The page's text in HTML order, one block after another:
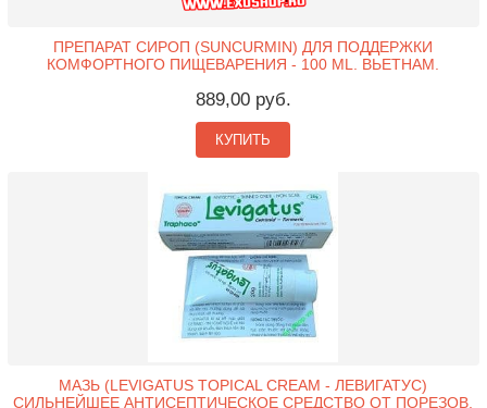
ПРЕПАРАТ СИРОП (SUNCURMIN) ДЛЯ ПОДДЕРЖКИ
КОМФОРТНОГО ПИЩЕВАРЕНИЯ - 100 ML. ВЬЕТНАМ.
889,00 руб.
КУПИТЬ
МАЗЬ (LEVIGATUS TOPICAL CREAM - ЛЕВИГАТУС)
СИЛЬНЕЙШЕЕ АНТИСЕПТИЧЕСКОЕ СРЕДСТВО ОТ ПОРЕЗОВ,